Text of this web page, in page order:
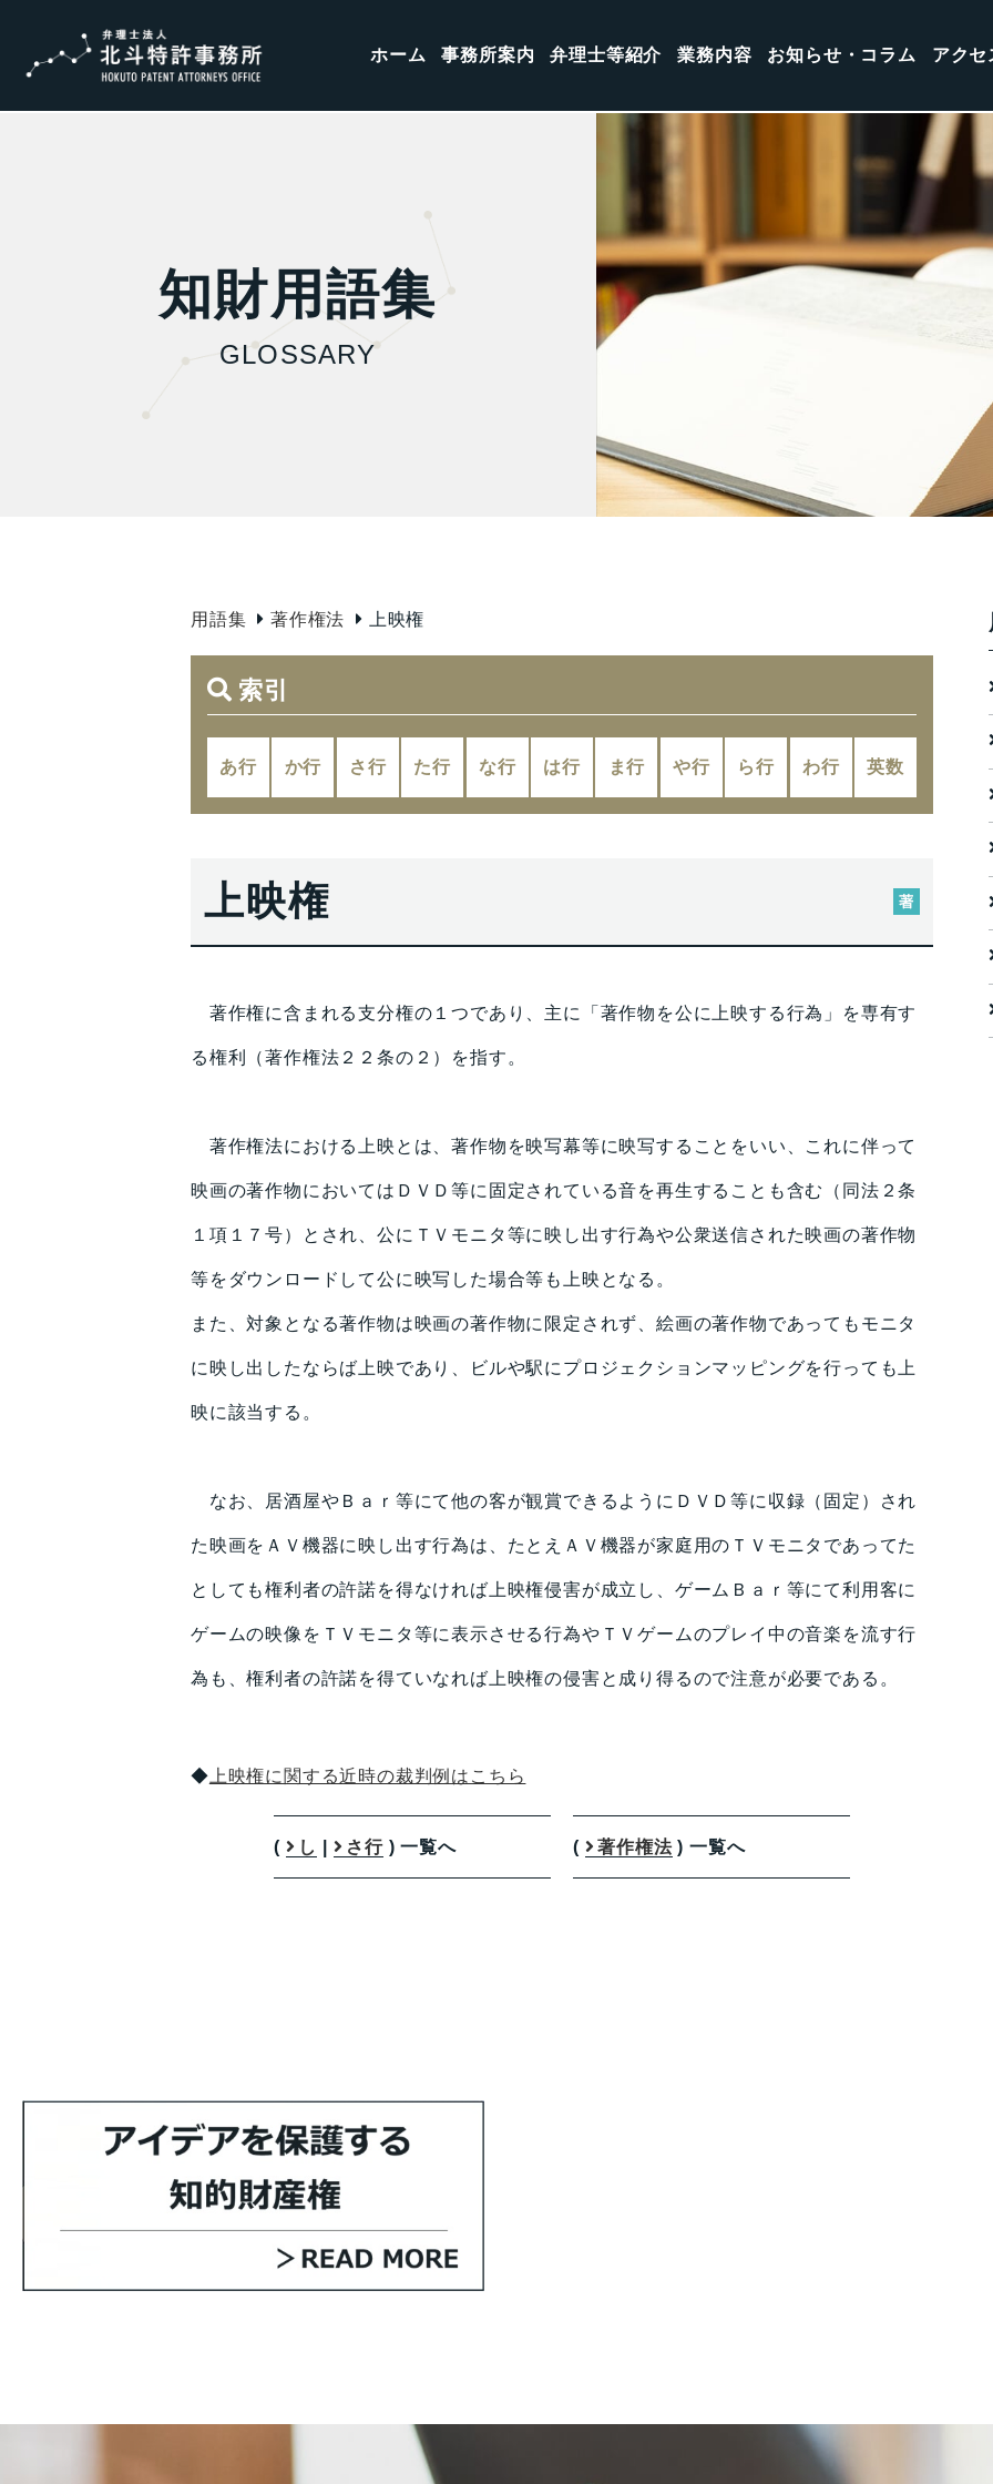
ホーム 事務所案内 弁理士等紹介 業務内容 お知らせ・コラム アクセ
知財用語集
GLOSSARY
用語集 著作権法 上映権
索引
あ行 か行 さ行 た行 な行 は行 ま行 や行 ら行 わ行 英数
上映権
著作権に含まれる支分権の１つであり、主に「著作物を公に上映する行為」を専有す
る権利（著作権法２２条の２）を指す。
著作権法における上映とは、著作物を映写幕等に映写することをいい、これに伴って
映画の著作物においてはＤＶＤ等に固定されている音を再生することも含む（同法２条
１項１７号）とされ、公にＴＶモニタ等に映し出す行為や公衆送信された映画の著作物
等をダウンロードして公に映写した場合等も上映となる。
また、対象となる著作物は映画の著作物に限定されず、絵画の著作物であってもモニタ
に映し出したならば上映であり、ビルや駅にプロジェクションマッピングを行っても上
映に該当する。
なお、居酒屋やＢａｒ等にて他の客が観賞できるようにＤＶＤ等に収録（固定）され
た映画をＡＶ機器に映し出す行為は、たとえＡＶ機器が家庭用のＴＶモニタであってた
としても権利者の許諾を得なければ上映権侵害が成立し、ゲームＢａｒ等にて利用客に
ゲームの映像をＴＶモニタ等に表示させる行為やＴＶゲームのプレイ中の音楽を流す行
為も、権利者の許諾を得ていなれば上映権の侵害と成り得るので注意が必要である。
◆ 上映権に関する近時の裁判例はこちら
( し さ行 ) 一覧へ ( 著作権法) 一覧へ